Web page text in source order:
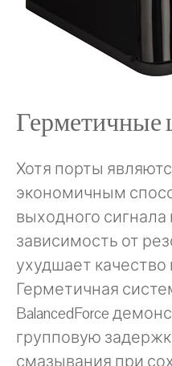
Хотя порты
экономичным
выходного сигнала
зависимость от
ухудшает качество
Герметичная
BalancedForce
групповую